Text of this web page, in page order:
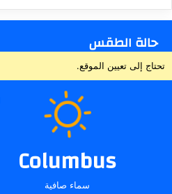
حالة الطقس
تحتاج إلى تعيين الموقع.
Columbus
سماء صافية